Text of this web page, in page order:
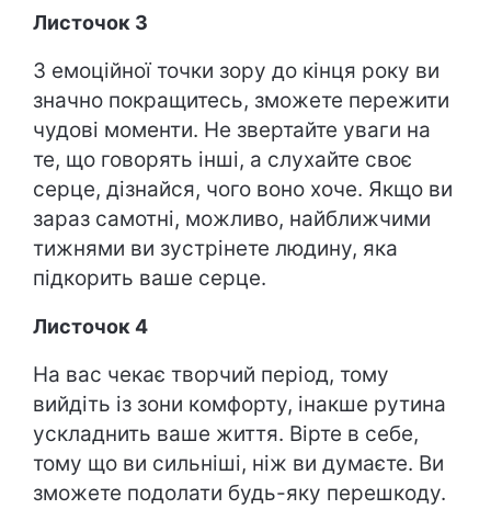
Листочок 3
З емоційної точки зору до кінця року ви
значно покращитесь, зможете пережити
чудові моменти. Не звертайте уваги на
те, що говорять інші, а слухайте своє
серце, дізнайся, чого воно хоче. Якщо ви
зараз самотні, можливо, найближчими
тижнями ви зустрінете людину, яка
підкорить ваше серце.
Листочок 4
На вас чекає творчий період, тому
вийдіть із зони комфорту, інакше рутина
ускладнить ваше життя. Вірте в себе,
тому що ви сильніші, ніж ви думаєте. Ви
зможете подолати будь-яку перешкоду.